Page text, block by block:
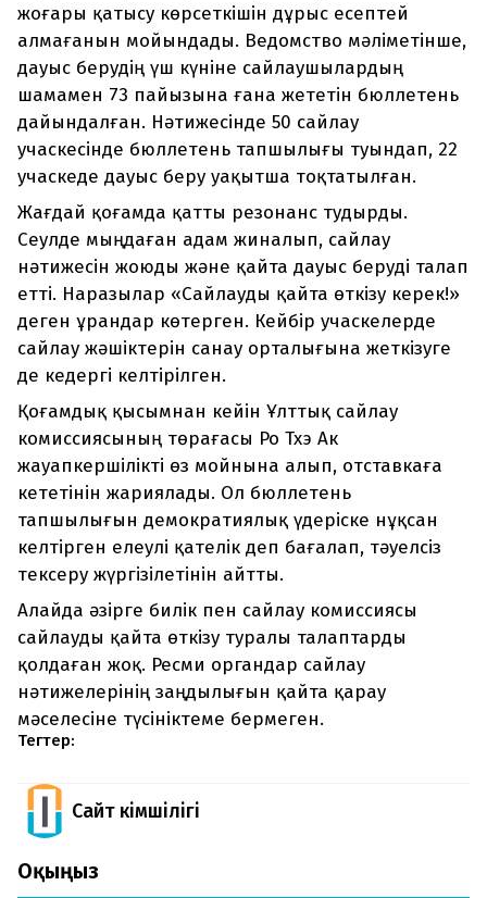
жоғары қатысу көрсеткішін дұрыс есептей
алмағанын мойындады. Ведомство мәліметінше,
дауыс берудің үш күніне сайлаушылардың
шамамен 73 пайызына ғана жететін бюллетень
дайындалған. Нәтижесінде 50 сайлау
учаскесінде бюллетень тапшылығы туындап, 22
учаскеде дауыс беру уақытша тоқтатылған.
Жағдай қоғамда қатты резонанс тудырды.
Сеулде мыңдаған адам жиналып, сайлау
нәтижесін жоюды және қайта дауыс беруді талап
етті. Наразылар «Сайлауды қайта өткізу керек!»
деген ұрандар көтерген. Кейбір учаскелерде
сайлау жәшіктерін санау орталығына жеткізуге
де кедергі келтірілген.
Қоғамдық қысымнан кейін Ұлттық сайлау
комиссиясының төрағасы Ро Тхэ Ак
жауапкершілікті өз мойнына алып, отставкаға
кететінін жариялады. Ол бюллетень
тапшылығын демократиялық үдеріске нұқсан
келтірген елеулі қателік деп бағалап, тәуелсіз
тексеру жүргізілетінін айтты.
Алайда әзірге билік пен сайлау комиссиясы
сайлауды қайта өткізу туралы талаптарды
қолдаған жоқ. Ресми органдар сайлау
нәтижелерінің заңдылығын қайта қарау
мәселесіне түсініктеме бермеген.
Тегтер:
Сайт Әкімшілігі
Оқыңыз